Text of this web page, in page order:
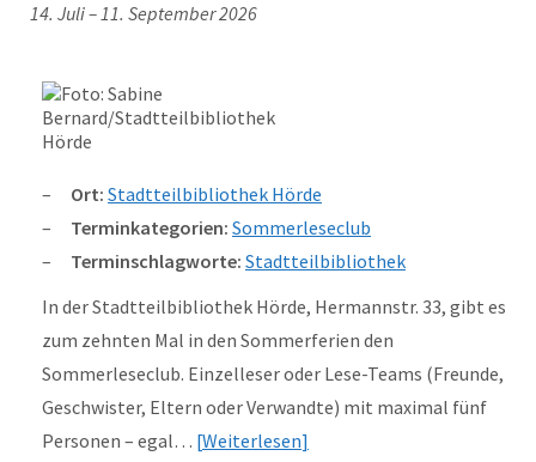
14. Juli–11. September 2026
Ort: Stadtteilbibliothek Hörde
Terminkategorien: Sommerleseclub
Terminschlagworte: Stadtteilbibliothek
In der Stadtteilbibliothek Hörde, Hermannstr. 33, gibt es
zum zehnten Mal in den Sommerferien den
Sommerleseclub. Einzelleser oder Lese-Teams (Freunde,
Geschwister, Eltern oder Verwandte) mit maximal fünf
Personen – egal… Weiterlesen